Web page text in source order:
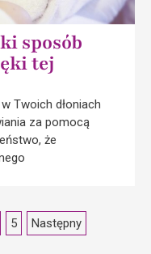
sposób
tej
Twoich dłoniach
za pomocą
że
5 Następny